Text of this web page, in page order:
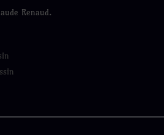
Renaud.